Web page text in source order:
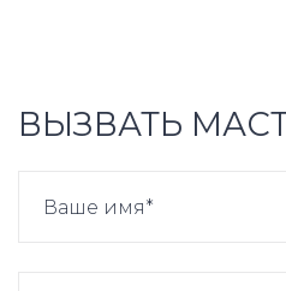
ВЫЗВАТЬ